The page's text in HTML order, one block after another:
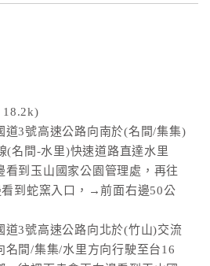
18.2k)
道3號高速公路向南於(名間/集集)
名間-水里)快速道路直達水里
看到玉山國家公園管理處，再往
到蛇窯入口，→前面右邊50公
道3號高速公路向北於(竹山)交流
間/集集/水里方向行駛至台16